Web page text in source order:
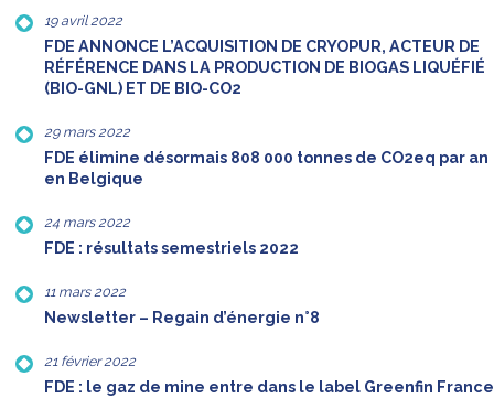
19 avril 2022
FDE ANNONCE L’ACQUISITION DE CRYOPUR, ACTEUR DE
RÉFÉRENCE DANS LA PRODUCTION DE BIOGAS LIQUÉFIÉ
(BIO-GNL) ET DE BIO-CO2
29 mars 2022
FDE élimine désormais 808 000 tonnes de CO2eq par an
en Belgique
24 mars 2022
FDE : résultats semestriels 2022
11 mars 2022
Newsletter – Regain d’énergie n°8
21 février 2022
FDE : le gaz de mine entre dans le label Greenfin France